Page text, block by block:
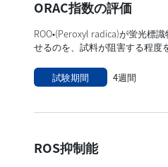
ORAC指数の評価
ROO•(Peroxyl radica)が蛍光標
せるのを、試料が阻害する程度
試験期間 4週間
ROS抑制能